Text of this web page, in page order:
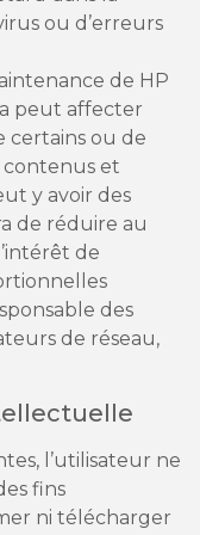
ou d’erreurs
de HP
peut affecter
certains ou de
contenus et
y avoir des
de réduire au
de
des
de réseau,
l’utilisateur ne
fins
ni télécharger